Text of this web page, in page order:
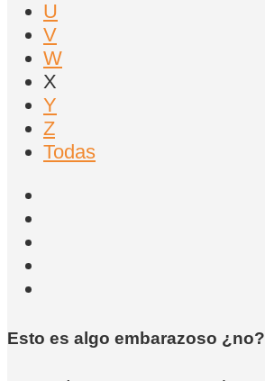
U
V
W
X
Y
Z
Todas
Esto es algo embarazoso ¿no?